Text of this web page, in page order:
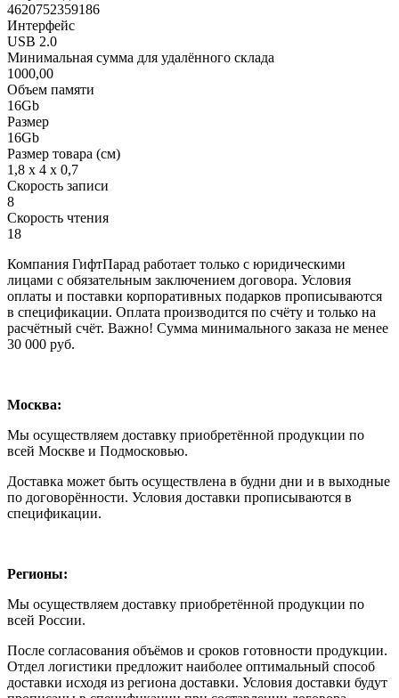
4620752359186
Интерфейс
USB 2.0
Минимальная сумма для удалённого склада
1000,00
Объем памяти
16Gb
Размер
16Gb
Размер товара (см)
1,8 х 4 х 0,7
Скорость записи
8
Скорость чтения
18
Компания ГифтПарад работает только с юридическими
лицами с обязательным заключением договора. Условия
оплаты и поставки корпоративных подарков прописываются
в спецификации. Оплата производится по счёту и только на
расчётный счёт. Важно! Сумма минимального заказа не менее
30 000 руб.
Москва:
Мы осуществляем доставку приобретённой продукции по
всей Москве и Подмосковью.
Доставка может быть осуществлена в будни дни и в выходные
по договорённости. Условия доставки прописываются в
спецификации.
Регионы:
Мы осуществляем доставку приобретённой продукции по
всей России.
После согласования объёмов и сроков готовности продукции.
Отдел логистики предложит наиболее оптимальный способ
доставки исходя из региона доставки. Условия доставки будут